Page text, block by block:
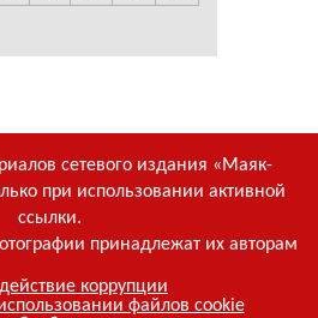
сетевого издания «Маяк-
при использовании активной
ссылки.
принадлежат их авторам
коррупции
файлов cookie